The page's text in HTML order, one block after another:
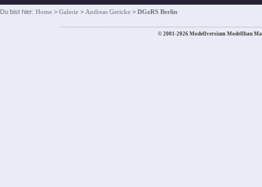
Du bist hier: Home > Galerie > Andreas Gericke > DGzRS Berlin
© 2001-2026 Modellversium Modellbau